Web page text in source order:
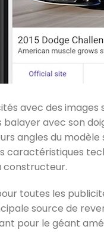
avec des
balayer avec son
angles du modèle
caractéristiques
constructeur.
toutes les
source de
pour le géant